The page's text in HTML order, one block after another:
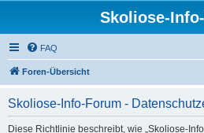
Skoliose-
FAQ
Foren-Übersicht
Skoliose-Info-Forum -
Diese Richtlinie beschreibt, wie „Skoliose-